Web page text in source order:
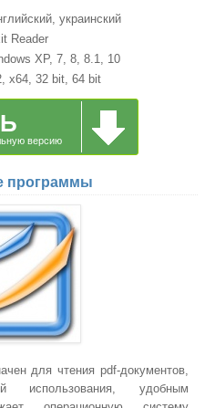
украинский
Reader
XP, 7, 8, 8.1, 10
x64, 32 bit, 64 bit
версию
программы
для чтения pdf-документов,
использования, удобным